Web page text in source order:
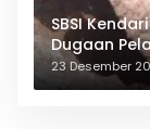
SBSI
Dugaan
23 Desember